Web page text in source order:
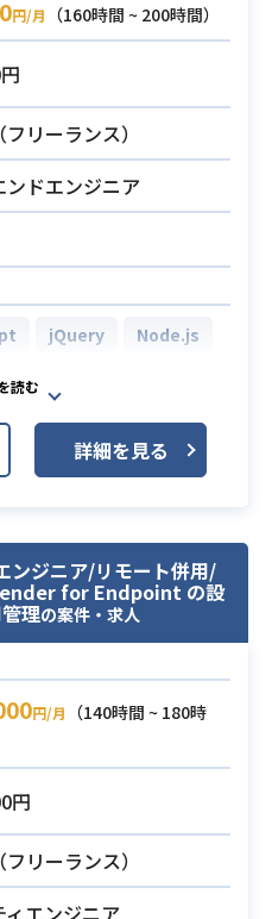
独力で作成するスキル
アに対し、必要なアウト
して的確に指示・調整
務経験
ど）もしくは設計構築経
験（提案書、報告書、
）
ーション能力（主体的
）
円/月
（160時間 ~ 200時間）
リーランス）
ンドエンジニア
jQuery
Node.js
MicroSoft
Slack
Webサイトのフロント
、ディレクターと協業
ホウェブの画面を制作い
ーが内部におります
、進行管理業務上、デザ
レクターと積極的にコ
ョンを取っていただき
ございます。
（必須）
について高い水準での
キル
詳細を見る
ジニア/リモート併用/
for Endpoint の設
理の案件・求人
円/月
（140時間 ~ 180時
円
リーランス）
ィエンジニア